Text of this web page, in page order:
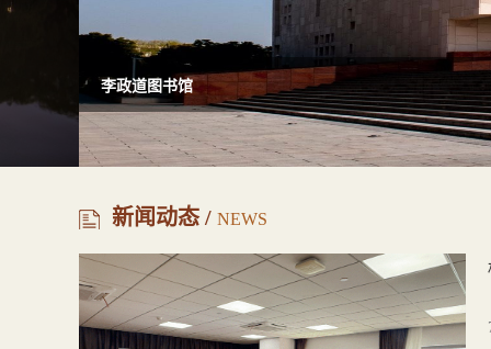
上海交通大学文博发展基金（第一期）正式上线
新闻动态 / NEWS